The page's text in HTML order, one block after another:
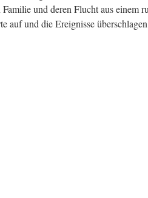
und deren Flucht aus einem
auf und die Ereignisse